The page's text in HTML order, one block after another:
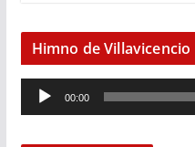
Himno de Villavicencio
e
00:00